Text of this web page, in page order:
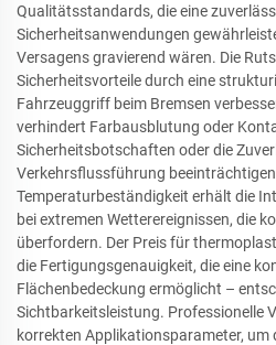
Qualitätsstandards, die eine
Sicherheitsanwendungen
Versagens gravierend wären. Die
Sicherheitsvorteile durch eine
Fahrzeuggriff beim Bremsen
verhindert Farbausblutung oder
Sicherheitsbotschaften oder die
Verkehrsflussführung
Temperaturbeständigkeit erhält die
bei extremen Wetterereignissen, die
überfordern. Der Preis für
die Fertigungsgenauigkeit, die eine
Flächenbedeckung ermöglicht –
Sichtbarkeitsleistung. Professionelle
korrekten Applikationsparameter, um